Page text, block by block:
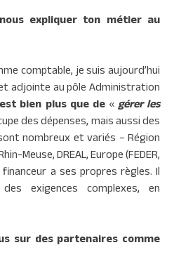
expliquer ton métier au
comptable, je suis aujourd’hui
adjointe au pôle Administration
bien plus que de «gérer les
des dépenses, mais aussi des
nombreux et variés – Région
Meuse, DREAL, Europe (FEDER,
a ses propres règles. Il
exigences complexes, en
sur des partenaires comme